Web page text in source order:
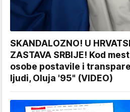
SKANDALOZNO! U
ZASTAVA SRBIJE! Kod
osobe postavile i
ljudi, Oluja '95" (VIDEO)